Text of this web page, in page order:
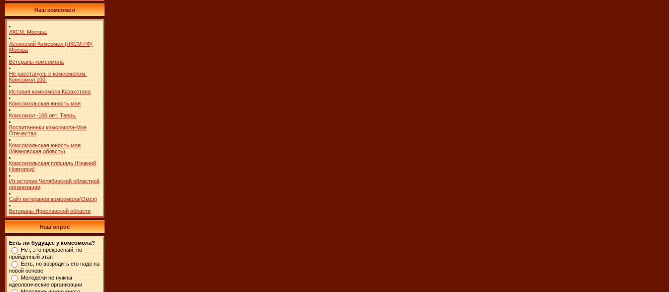
Наш комсомол
ЛКСМ. Москва.
Ленинский Комсомол (ЛКСМ РФ)
Москва
Ветераны комсомола
Не расстанусь с комсомолом.
Комсомол 100.
История комсомола Казахстана
Комсомольская юность моя
Комсомол -100 лет. Тверь.
Воспитанники комсомола-Мое
Отечество
Комсомольская юность моя
(Ивановская область)
Комсомольская площадь (Нижний
Новгород)
Из истории Челябинской областной
организации
Сайт ветеранов комсомола(Омск)
Ветераны Ярославской области
Наш опрос
Есть ли будущее у комсомола?
Нет, это прекрасный, но
пройденный этап
Есть, но возродить его надо на
новой основе
Молодежи не нужны
идеологические организации